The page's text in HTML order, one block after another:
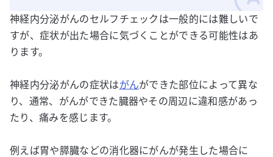
神経内分泌がんのセルフチェックは一般的には難しいで
すが、症状が出た場合に気づくことができる可能性はあ
ります。
神経内分泌がんの症状はがんができた部位によって異な
り、通常、がんができた臓器やその周辺に違和感があっ
たり、痛みを感じます。
例えば胃や膵臓などの消化器にがんが発生した場合に